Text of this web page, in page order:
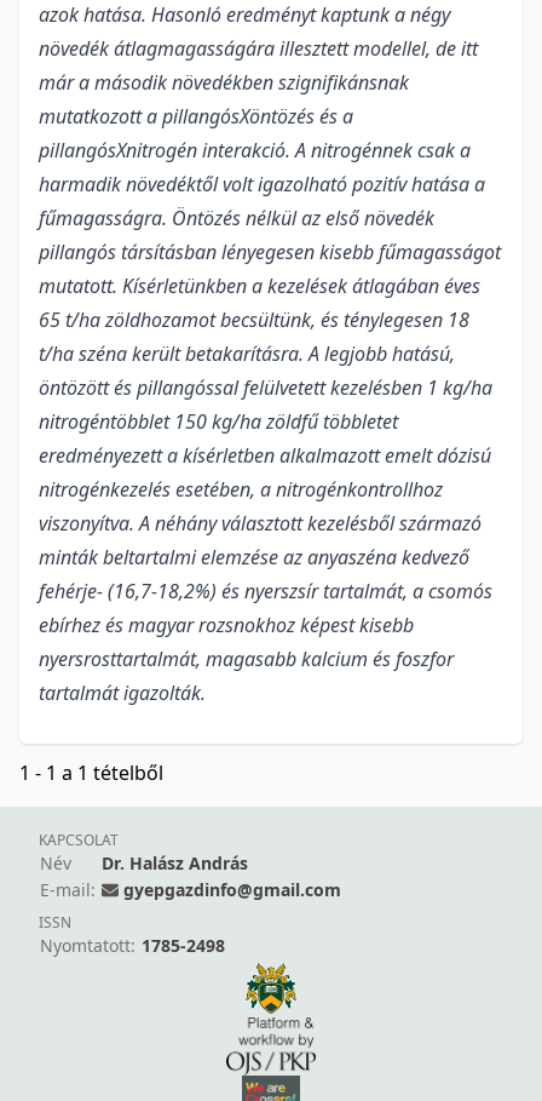
azok hatása. Hasonló eredményt kaptunk a négy
növedék átlagmagasságára illesztett modellel, de itt
már a második növedékben szignifikánsnak
mutatkozott a pillangósXöntözés és a
pillangósXnitrogén interakció. A nitrogénnek csak a
harmadik növedéktől volt igazolható pozitív hatása a
fűmagasságra. Öntözés nélkül az első növedék
pillangós társításban lényegesen kisebb fűmagasságot
mutatott. Kísérletünkben a kezelések átlagában éves
65 t/ha zöldhozamot becsültünk, és ténylegesen 18
t/ha széna került betakarításra. A legjobb hatású,
öntözött és pillangóssal felülvetett kezelésben 1 kg/ha
nitrogéntöbblet 150 kg/ha zöldfű többletet
eredményezett a kísérletben alkalmazott emelt dózisú
nitrogénkezelés esetében, a nitrogénkontrollhoz
viszonyítva. A néhány választott kezelésből származó
minták beltartalmi elemzése az anyaszéna kedvező
fehérje- (16,7-18,2%) és nyerszsír tartalmát, a csomós
ebírhez és magyar rozsnokhoz képest kisebb
nyersrosttartalmát, magasabb kalcium és foszfor
tartalmát igazolták.
1 - 1 a 1 tételből
KAPCSOLAT
Név
Dr. Halász András
E-mail:
gyepgazdinfo@gmail.com
ISSN
Nyomtatott: 1785-2498